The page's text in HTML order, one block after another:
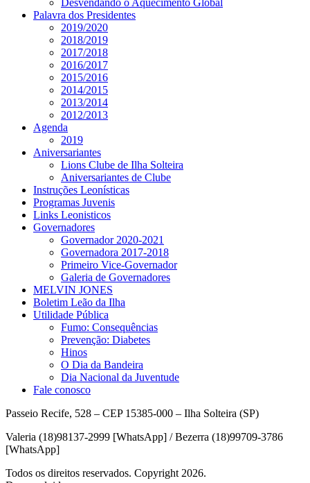
Palavra dos Presidentes
2019/2020
2018/2019
2017/2018
2016/2017
2015/2016
2014/2015
2013/2014
2012/2013
Agenda
2019
Aniversariantes
Lions Clube de Ilha Solteira
Aniversariantes de Clube
Instruções Leonísticas
Programas Juvenis
Links Leonisticos
Governadores
Governador 2020-2021
Governadora 2017-2018
Primeiro Vice-Governador
Galeria de Governadores
MELVIN JONES
Boletim Leão da Ilha
Utilidade Pública
Fumo: Consequências
Prevenção: Diabetes
Hinos
O Dia da Bandeira
Dia Nacional da Juventude
Fale conosco
Passeio Recife, 528 – CEP 15385-000 – Ilha Solteira (SP)
Valeria (18)98137-2999 [WhatsApp] / Bezerra (18)99709-3786
[WhatsApp]
Todos os direitos reservados. Copyright 2026.